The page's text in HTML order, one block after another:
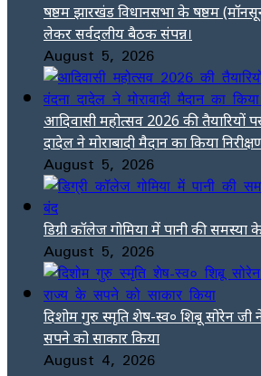
षष्ठम झारखंड विधानसभा के षष्ठम
लेकर सर्वदलीय बैठक संपन्न।
August 5, 2026
आदिवासी महोत्सव 2026 की तैयारियों
दादेल ने मोराबादी मैदान का किया
August 5, 2026
डिग्री कॉलेज गोमिया में पानी की
August 5, 2026
दिशोम गुरु स्मृति शेष-स्व० शिबू सोरेन
सपने को साकार किया
August 4, 2026